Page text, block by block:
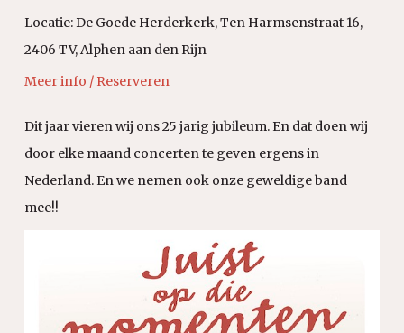
Locatie:De Goede Herderkerk, Ten Harmsenstraat 16,
2406 TV, Alphen aan den Rijn
Meer info / Reserveren
Dit jaar vieren wij ons 25 jarig jubileum. En dat doen wij
door elke maand concerten te geven ergens in
Nederland. En we nemen ook onze geweldige band
mee!!